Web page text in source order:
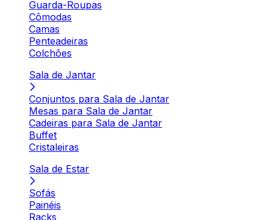
Guarda-Roupas
Cômodas
Camas
Penteadeiras
Colchões
Sala de Jantar
Conjuntos para Sala de Jantar
Mesas para Sala de Jantar
Cadeiras para Sala de Jantar
Buffet
Cristaleiras
Sala de Estar
Sofás
Painéis
Racks